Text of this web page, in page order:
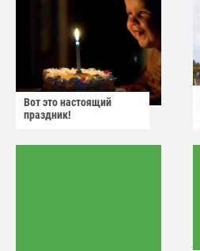
Вот это настоящий
праздник!